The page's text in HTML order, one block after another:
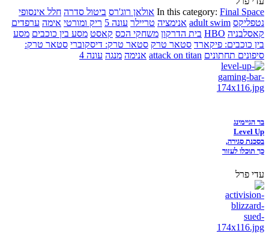
In this category: Final Space אולאן רוג'רס ביטול סדרה חלל אינסופי
נטפליקס adult swim אנימציה טריילר עונה 5 ריק ומורטי אימה ערפדים
קאסלבניה HBO בית הדרקון משחקי הכס קאסט מסע בין כוכבים מסע
בין כוכבים: פיקארד סטאר טרק סטאר טרק: דיסקוברי סטאר טרק:
סיפונים תחתונים attack on titan אנימה מנגה עונה 4
בר הגיימינג
Level Up
בסכנת סגירה,
כך תוכלו לעזור
עדי פרל